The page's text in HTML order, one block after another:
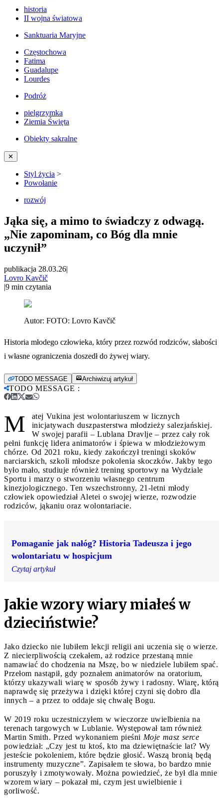
historia
II wojna światowa
Sanktuaria Maryjne
Częstochowa
Fatima
Guadalupe
Lourdes
Podróż
pielgrzymka
Ziemia Święta
Obiekty sakralne
✕
Styl życia >
Powołanie
rozwój
Jąka się, a mimo to świadczy z odwagą.
„Nie zapominam, co Bóg dla mnie
uczynił”
publikacja 28.03.26|
Lovro Kavčič
|9 min czytania
Autor: FOTO: Lovro Kavčič
Historia młodego człowieka, który przez rozwód rodziców, słabości
i własne ograniczenia doszedł do żywej wiary.
TODO MESSAGE Archiwizuj artykuł
TODO MESSAGE :
M
atej Vukina jest wolontariuszem w licznych
inicjatywach duszpasterstwa młodzieży salezjańskiej.
W swojej parafii – Lublana Dravlje – przez cały rok
pełni funkcję lidera animatorów i śpiewa w młodzieżowym
chórze. Od 2021 roku, kiedy zakończył treningi skoków
narciarskich, szkoli młodsze pokolenia skoczków. Jakby tego
było mało, studiuje również trening sportowy na Wydziale
Sportu i marzy o stworzeniu własnego centrum
kinezjologicznego. Ten wszechstronny, 21-letni młody
człowiek opowiedział Aletei o swojej wierze, rozwodzie
rodziców, jąkaniu oraz wolontariacie.
Pomaganie jak nałóg? Historia Tadeusza i jego
wolontariatu w hospicjum
Czytaj artykuł
Jakie wzory wiary miałeś w
dzieciństwie?
Jako dziecko nie lubiłem lekcji religii ani uczenia się o wierze.
Z niecierpliwością czekałem, aż rodzice przestaną mnie
namawiać do chodzenia na Mszę, bo w niedziele lubiłem spać.
Przełom nastąpił, gdy poznałem animatorów na oratorium,
którzy ukazywali wiarę w sposób żywy i radosny. Wiarę, którą
naprawdę się przeżywa i dzięki której czyni się dobro dla
innych – a przez to oddaje się chwałę Bogu.
W 2019 roku uczestniczyłem w wieczorze uwielbienia na
terenach targowych w Lublanie. Występował tam również
Martin Smith. Przed wykonaniem pieśni Moje masz serce
powiedział: „Czy jest tu ktoś, kto ma dziewiętnaście lat? Wy
jesteście pokoleniem, które będzie głosić. Waszą bronią będą
instrumenty muzyczne”. Zapisałem te słowa, bo bardzo mnie
poruszyły i zmotywowały. Można powiedzieć, że był dla mnie
wzorem wiary – pokazał mi, czym jest uwielbienie i
gorliwość.